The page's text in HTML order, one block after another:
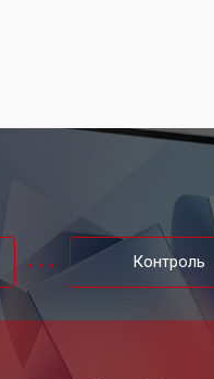
Заказать
Контроль